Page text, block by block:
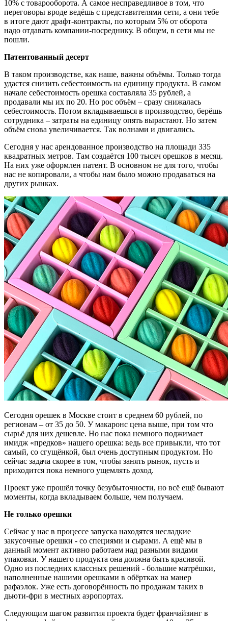
10% с товарооборота. А самое несправедливое в том, что
переговоры вроде ведёшь с представителями сети, а они тебе
в итоге дают драфт-контракты, по которым 5% от оборота
надо отдавать компании-посреднику. В общем, в сети мы не
пошли.
Патентованный десерт
В таком производстве, как наше, важны объёмы. Только тогда
удастся снизить себестоимость на единицу продукта. В самом
начале себестоимость орешка составляла 35 рублей, а
продавали мы их по 20. Но рос объём – сразу снижалась
себестоимость. Потом вкладываешься в производство, берёшь
сотрудника – затраты на единицу опять вырастают. Но затем
объём снова увеличивается. Так волнами и двигались.
Сегодня у нас арендованное производство на площади 335
квадратных метров. Там создаётся 100 тысяч орешков в месяц.
На них уже оформлен патент. В основном не для того, чтобы
нас не копировали, а чтобы нам было можно продаваться на
других рынках.
Сегодня орешек в Москве стоит в среднем 60 рублей, по
регионам – от 35 до 50. У макаронс цена выше, при том что
сырьё для них дешевле. Но нас пока немного поджимает
имидж «предков» нашего орешка: ведь все привыкли, что тот
самый, со сгущёнкой, был очень доступным продуктом. Но
сейчас задача скорее в том, чтобы занять рынок, пусть и
приходится пока немного ущемлять доход.
Проект уже прошёл точку безубыточности, но всё ещё бывают
моменты, когда вкладываем больше, чем получаем.
Не только орешки
Сейчас у нас в процессе запуска находятся несладкие
закусочные орешки - со специями и сырами. А ещё мы в
данный момент активно работаем над разными видами
упаковки. У нашего продукта она должна быть красивой.
Одно из последних классных решений - большие матрёшки,
наполненные нашими орешками в обёртках на манер
рафаэлок. Уже есть договорённость по продажам таких в
дьюти-фри в местных аэропортах.
Следующим шагом развития проекта будет франчайзинг в